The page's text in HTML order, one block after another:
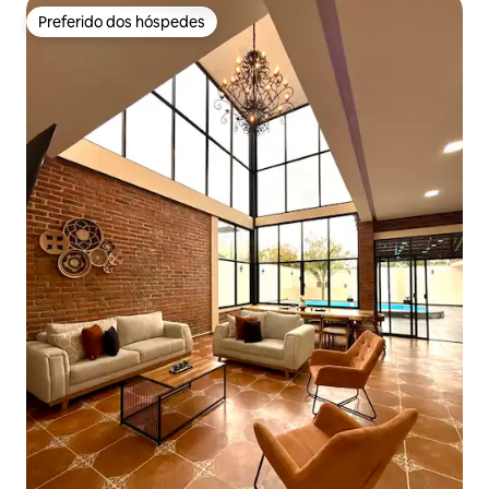
Preferido dos hóspedes
Preferido dos hóspedes